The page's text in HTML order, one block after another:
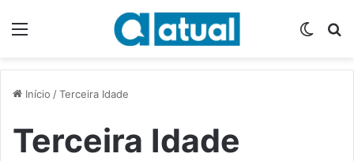
Início /Terceira Idade
Terceira Idade